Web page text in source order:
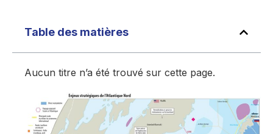
Table des matières
Aucun titre n’a été trouvé sur cette page.